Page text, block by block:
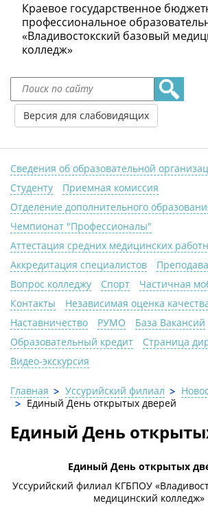
Краевое государственное
профессиональное
«Владивостокский базовый
колледж»
Версия для слабовидящих
Сведения об образовательной
Студенту
Приемная комиссия
Отделение дополнительного
Чемпионат "Профессионалы"
Аттестация средних медицинских
Аккредитация специалистов
Вопрос колледжу
Спорт
Частичная
Контакты
Независимая оценка
Наставничество
РУМО
База Вакансий
Образовательный кредит
Страница
Видео-экскурсия
Главная Уссурийский филиал
Единый День открытых дверей
Единый День
Единый День открытых
Уссурийский филиал КГБПОУ
медицинский колледж»